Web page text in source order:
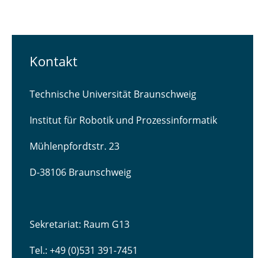
Kontakt
Technische Universität Braunschweig
Institut für Robotik und Prozessinformatik
Mühlenpfordtstr. 23
D-38106 Braunschweig
Sekretariat: Raum G13
Tel.: +49 (0)531 391-7451